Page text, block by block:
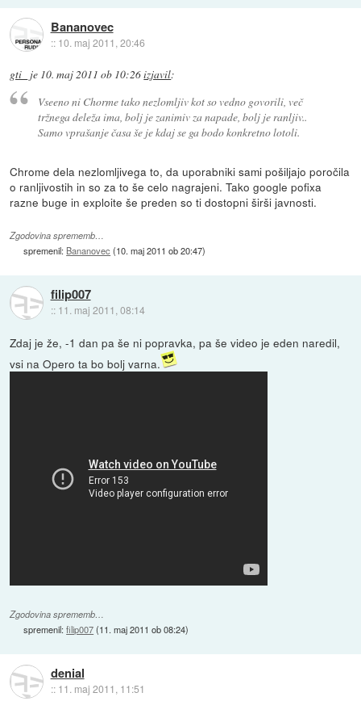
Bananovec
:: 10. maj 2011, 20:46
gti_ je 10. maj 2011 ob 10:26izjavil:
Vseeno ni Chorme tako nezlomljiv kot so vedno govorili, več
tržnega deleža ima, bolj je zanimiv za napade, bolj je ranljiv..
Samo vprašanje časa še je kdaj se ga bodo konkretno lotoli.
Chrome dela nezlomljivega to, da uporabniki sami pošiljajo poročila
o ranljivostih in so za to še celo nagrajeni. Tako google pofixa
razne buge in exploite še preden so ti dostopni širši javnosti.
Zgodovina sprememb…
spremenil: Bananovec (10. maj 2011 ob 20:47)
filip007
:: 11. maj 2011, 08:14
Zdaj je že, -1 dan pa še ni popravka, pa še video je eden naredil,
vsi na Opero ta bo bolj varna.
Zgodovina sprememb…
spremenil:filip007(11. maj 2011 ob 08:24)
denial
:: 11. maj 2011, 11:51